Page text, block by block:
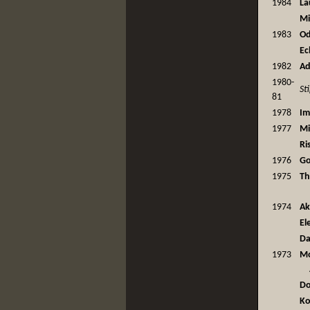
1984
1983
1982
1980-
81
1978
1977
1976
1975
1974
1973